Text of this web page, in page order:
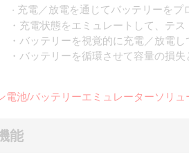
・ 充電／放電を通じてバッテリーを
・充電状態をエミュレートして、テ
・バッテリーを視覚的に充電／放電
・バッテリーを循環させて容量の損
電池/バッテリーエミュレーターソリ
能